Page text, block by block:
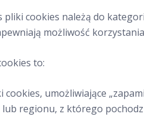
pliki cookies należą do
możliwość
to:
cookies, umożliwiające
regionu, z którego